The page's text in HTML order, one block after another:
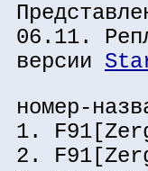
06.11.
версии
номер-
1.
2.